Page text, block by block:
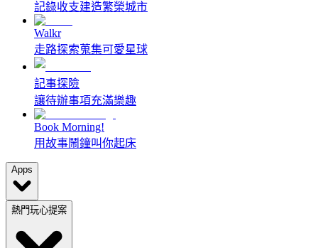
記錄收支建造繁榮城市
Walkr
走路探索蒐集可愛星球
記事探險
讓待辦事項充滿樂趣
Book Morning!
用故事鬧鐘叫你起床
Apps
熱門玩心提案